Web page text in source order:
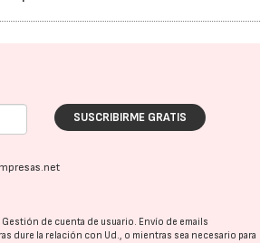
SUSCRIBIRME GRATIS
de cuenta de usuario. Envío de emails
dure la relación con Ud., o mientras sea necesario para